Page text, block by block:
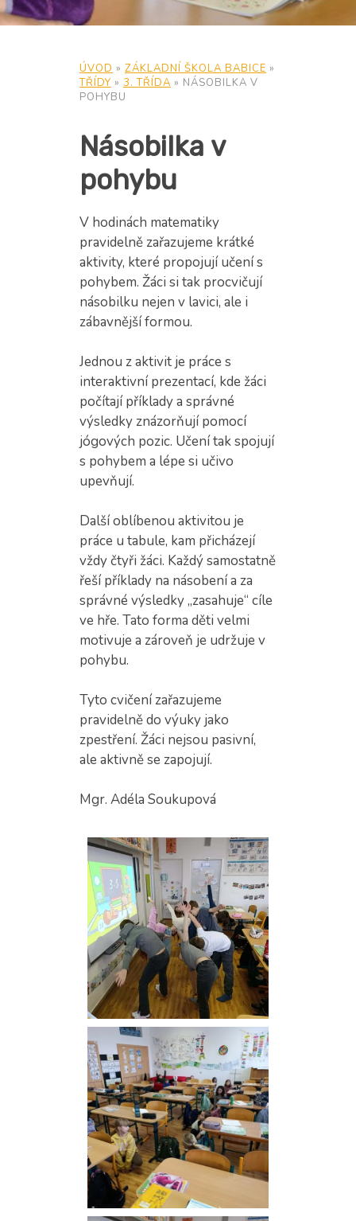
ÚVOD » ZÁKLADNÍ ŠKOLA BABICE »
TŘÍDY » 3. TŘÍDA » NÁSOBILKA V
POHYBU
Násobilka v
pohybu
V hodinách matematiky
pravidelně zařazujeme krátké
aktivity, které propojují učení s
pohybem. Žáci si tak procvičují
násobilku nejen v lavici, ale i
zábavnější formou.
Jednou z aktivit je práce s
interaktivní prezentací, kde žáci
počítají příklady a správné
výsledky znázorňují pomocí
jógových pozic. Učení tak spojují
s pohybem a lépe si učivo
upevňují.
Další oblíbenou aktivitou je
práce u tabule, kam přicházejí
vždy čtyři žáci. Každý samostatně
řeší příklady na násobení a za
správné výsledky „zasahuje“ cíle
ve hře. Tato forma děti velmi
motivuje a zároveň je udržuje v
pohybu.
Tyto cvičení zařazujeme
pravidelně do výuky jako
zpestření. Žáci nejsou pasivní,
ale aktivně se zapojují.
Mgr. Adéla Soukupová